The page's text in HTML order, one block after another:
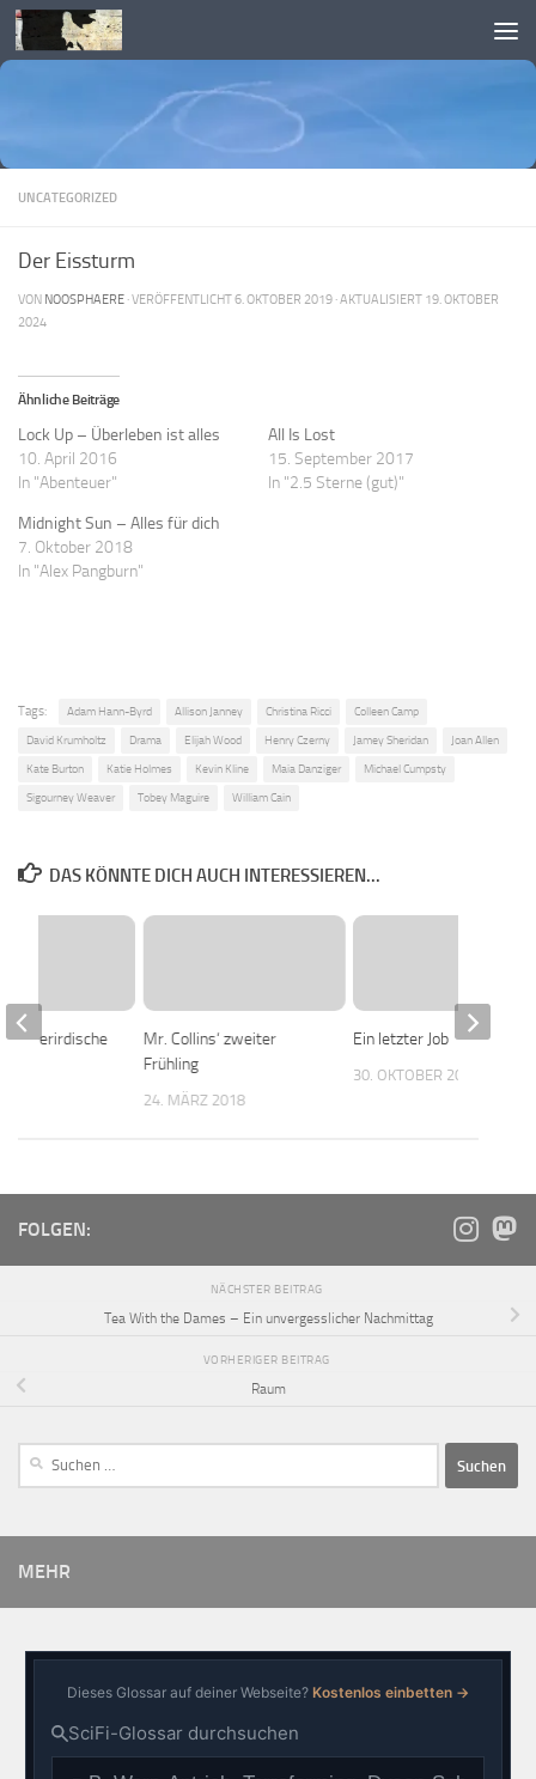
Skip to content
UNCATEGORIZED
Der Eissturm
VON NOOSPHAERE · VERÖFFENTLICHT6. OKTOBER 2019 · AKTUALISIERT 19. OKTOBER
2024
Ähnliche Beiträge
Lock Up – Überleben ist alles
10. April 2016
In "Abenteuer"
All Is Lost
15. September 2017
In "2.5 Sterne (gut)"
Midnight Sun – Alles für dich
7. Oktober 2018
In "Alex Pangburn"
Tags: Adam Hann-Byrd Allison Janney Christina Ricci Colleen Camp
David Krumholtz Drama Elijah Wood Henry Czerny Jamey Sheridan Joan Allen
Kate Burton Katie Holmes Kevin Kline Maia Danziger Michael Cumpsty
Sigourney Weaver Tobey Maguire William Cain
DAS KÖNNTE DICH AUCH INTERESSIEREN...
Mr. Collins‘ zweiter
Frühling
24. MÄRZ 2018
Ein letzter Job
30. OKTOBER 2019
Ausserirdische
FOLGEN:
NÄCHSTER BEITRAG
Tea With the Dames – Ein unvergesslicher Nachmittag
VORHERIGER BEITRAG
Raum
MEHR